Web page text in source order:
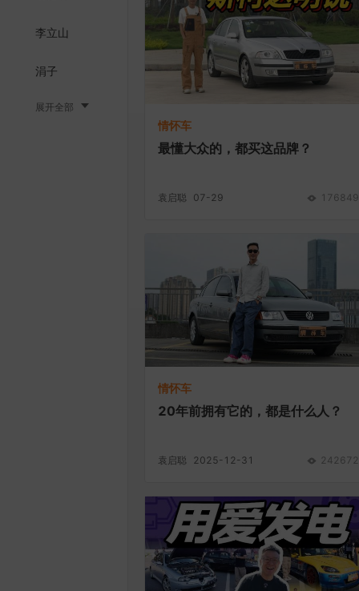
李立山
涓子
展开全部
情怀车
最懂大众的，都买这品牌？
袁启聪 07-29 176849
情怀车
20年前拥有它的，都是什么人？
袁启聪 2025-12-31 242672